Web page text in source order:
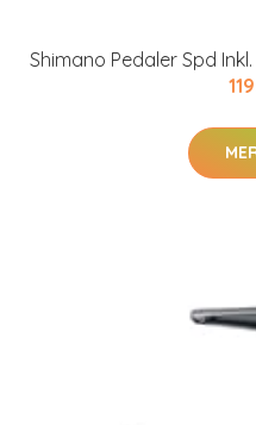
Shimano Pedaler Spd